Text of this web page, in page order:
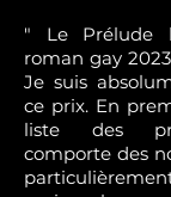
" Le Prélude
roman gay
Je suis
ce prix. En
liste des
comporte des